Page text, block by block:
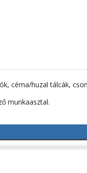
cérna/huzal tálcák,
munkaasztal.